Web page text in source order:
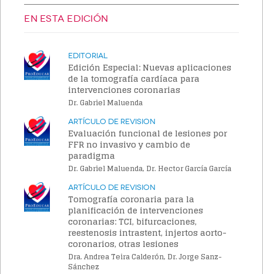
EN ESTA EDICIÓN
Editorial
Edición Especial: Nuevas aplicaciones
de la tomografía cardíaca para
intervenciones coronarias
Dr. Gabriel Maluenda
Artículo de Revision
Evaluación funcional de lesiones por
FFR no invasivo y cambio de
paradigma
Dr. Gabriel Maluenda, Dr. Hector García García
Artículo de Revision
Tomografía coronaria para la
planificación de intervenciones
coronarias: TCI, bifurcaciones,
reestenosis intrastent, injertos aorto-
coronarios, otras lesiones
Dra. Andrea Teira Calderón, Dr. Jorge Sanz-
Sánchez